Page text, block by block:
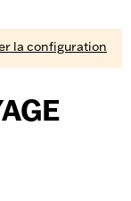
la configuration